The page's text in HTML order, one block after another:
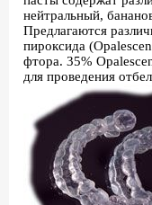
нейтральный,
Предлагаются
пироксида
фтора. 35%
для проведения